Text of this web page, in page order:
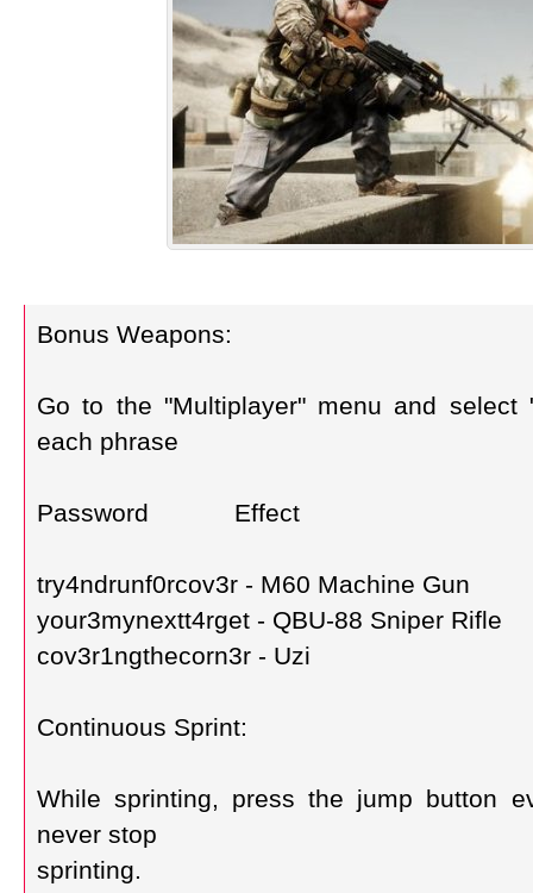
Bonus Weapons:
Go to the "Multiplayer" menu and select
each phrase
Password Effect
try4ndrunf0rcov3r - M60 Machine Gun
your3mynextt4rget - QBU-88 Sniper Rifle
cov3r1ngthecorn3r - Uzi
Continuous Sprint:
While sprinting, press the jump button
never stop
sprinting.